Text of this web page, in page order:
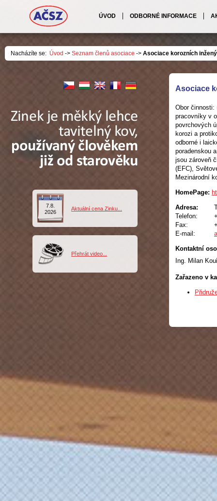
ÚVOD ODBORNÉ INFORMACE
Nacházíte se: Úvod -> Seznam členů asociace -> Asociace korozních
Asociace
Obor činnosti:
pracovníky v
povrchových
korozi a
odborné i
poradenskou
jsou zároveň
(EFC),
Mezinárodní
HomePage:
Adresa:
Telefon:
Fax:
E-mail:
Kontaktní
Ing. Milan
Zařazeno v
7.8.
2026
Aktuální cena Zinku...
Přehrát video...